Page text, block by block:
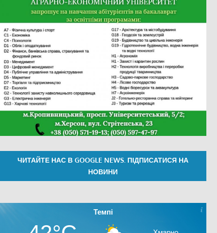
ЧИТАЙТЕ НАС В GOOGLE NEWS. ПІДПИСАТИСЯ НА
НОВИНИ
Темпі